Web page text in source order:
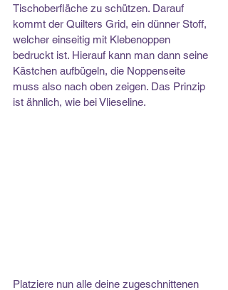
Tischoberfläche zu schützen. Darauf
kommt der Quilters Grid, ein dünner Stoff,
welcher einseitig mit Klebenoppen
bedruckt ist. Hierauf kann man dann seine
Kästchen aufbügeln, die Noppenseite
muss also nach oben zeigen. Das Prinzip
ist ähnlich, wie bei Vlieseline.
Platziere nun alle deine zugeschnittenen